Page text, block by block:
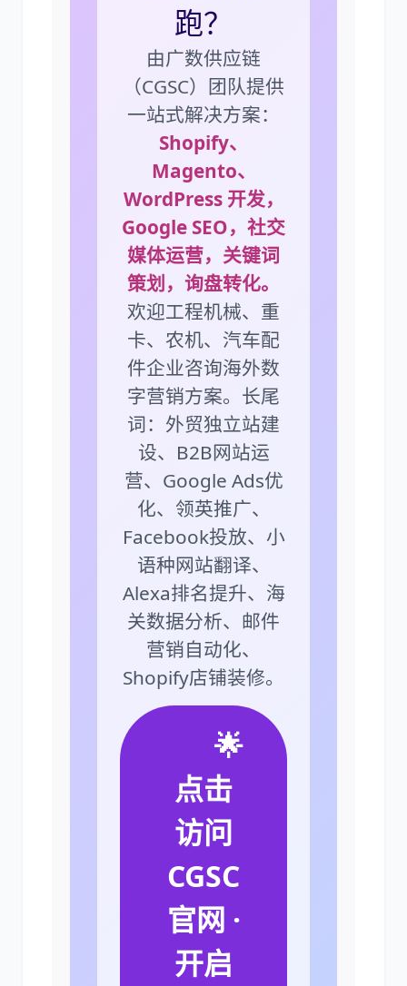
跑？
由广数供应链
（CGSC）团队提供
一站式解决方案：
Shopify、
Magento、
WordPress 开发，
Google SEO，社交
媒体运营，关键词
策划，询盘转化。
欢迎工程机械、重
卡、农机、汽车配
件企业咨询海外数
字营销方案。长尾
词：外贸独立站建
设、B2B网站运
营、Google Ads优
化、领英推广、
Facebook投放、小
语种网站翻译、
Alexa排名提升、海
关数据分析、邮件
营销自动化、
Shopify店铺装修。
🌟
点击
访问
CGSC
官网 ·
开启